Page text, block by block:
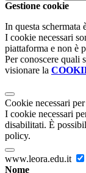
Gestione cookie
In questa schermata
I cookie necessari
piattaforma e non è
Per conoscere quali
visionare la
Cookie necessari
I cookie necessari
disabilitati. È
policy.
www.leora.edu.it
Nome